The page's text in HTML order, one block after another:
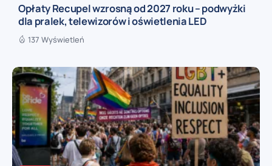
Opłaty Recupel wzrosną od 2027 roku – podwyżki
dla pralek, telewizorów i oświetlenia LED
137 Wyświetleń